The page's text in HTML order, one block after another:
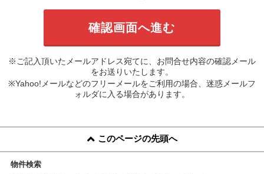
※ご記入頂いたメールアドレス宛てに、お問合せ内容の確認メール
をお送りいたします。
※Yahoo!メールなどのフリーメールをご利用の場合、迷惑メールフ
ォルダに入る場合があります。
このページの先頭へ
物件検索